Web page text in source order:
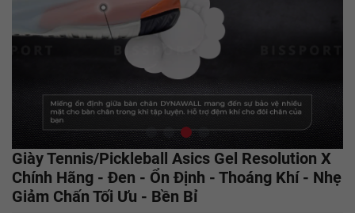
Giày Tennis/Pickleball Asics Gel Resolution X
Chính Hãng - Đen - Ổn Định - Thoáng Khí - Nhẹ
Giảm Chấn Tối Ưu - Bền Bỉ